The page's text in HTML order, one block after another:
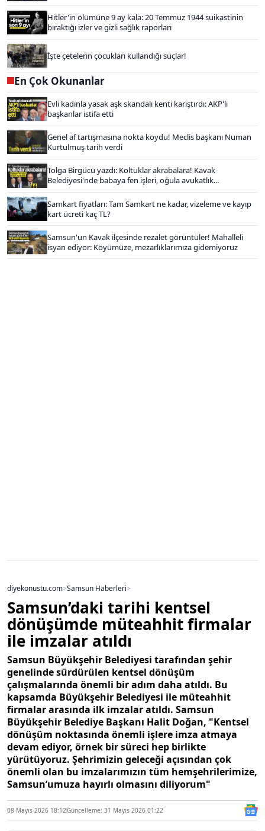
Hitler'in ölümüne 9 ay kala: 20 Temmuz 1944 suikastinin
bıraktığı izler ve gizli sağlık raporları
İşte çetelerin çocukları kullandığı suçlar!
En Çok Okunanlar
Evli kadınla yasak aşk skandalı kenti karıştırdı: AKP'li
başkanlar istifa etti
Genel af tartışmasına nokta koydu! Meclis başkanı Numan
Kurtulmuş tarih verdi
Tolga Birgücü yazdı: Koltuklar akrabalara! Kavak
Belediyesi'nde babaya fen işleri, oğula avukatlık...
Samkart fiyatları: Tam Samkart ne kadar, vizeleme ve kayıp
kart ücreti kaç TL?
Samsun'un Kavak ilçesinde rezalet görüntüler! Mahalleli
isyan ediyor: Köyümüze, mezarlıklarımıza gidemiyoruz
diyekonustu.com>Samsun Haberleri>
Samsun’daki tarihi kentsel
dönüşümde müteahhit firmalar
ile imzalar atıldı
Samsun Büyükşehir Belediyesi tarafından şehir
genelinde sürdürülen kentsel dönüşüm
çalışmalarında önemli bir adım daha atıldı. Bu
kapsamda Büyükşehir Belediyesi ile müteahhit
firmalar arasında ilk imzalar atıldı. Samsun
Büyükşehir Belediye Başkanı Halit Doğan, "Kentsel
dönüşüm noktasında önemli işlere imza atmaya
devam ediyor, örnek bir süreci hep birlikte
yürütüyoruz. Şehrimizin geleceği açısından çok
önemli olan bu imzalarımızın tüm hemşehrilerimize,
Samsun’umuza hayırlı olmasını diliyorum"
08 Mayıs 2026 18:12Güncelleme: 31 Mayıs 2026 01:22